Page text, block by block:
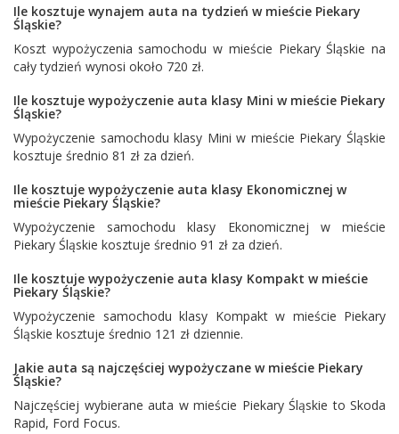
Ile kosztuje wynajem auta na tydzień w mieście Piekary
Śląskie?
Koszt wypożyczenia samochodu w mieście Piekary Śląskie na
cały tydzień wynosi około 720 zł.
Ile kosztuje wypożyczenie auta klasy Mini w mieście Piekary
Śląskie?
Wypożyczenie samochodu klasy Mini w mieście Piekary Śląskie
kosztuje średnio 81 zł za dzień.
Ile kosztuje wypożyczenie auta klasy Ekonomicznej w
mieście Piekary Śląskie?
Wypożyczenie samochodu klasy Ekonomicznej w mieście
Piekary Śląskie kosztuje średnio 91 zł za dzień.
Ile kosztuje wypożyczenie auta klasy Kompakt w mieście
Piekary Śląskie?
Wypożyczenie samochodu klasy Kompakt w mieście Piekary
Śląskie kosztuje średnio 121 zł dziennie.
Jakie auta są najczęściej wypożyczane w mieście Piekary
Śląskie?
Najczęściej wybierane auta w mieście Piekary Śląskie to Skoda
Rapid, Ford Focus.